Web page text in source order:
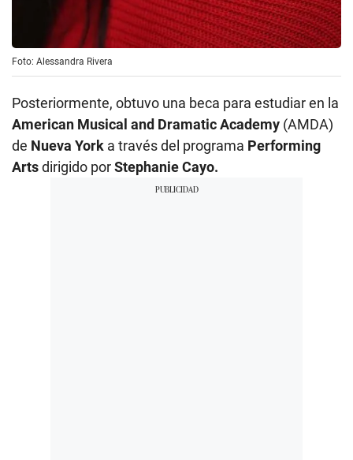
Foto: Alessandra Rivera
Posteriormente, obtuvo una beca para estudiar en la
American Musical and Dramatic Academy (AMDA)
de Nueva York a través del programa Performing
Artsdirigido porStephanie Cayo.